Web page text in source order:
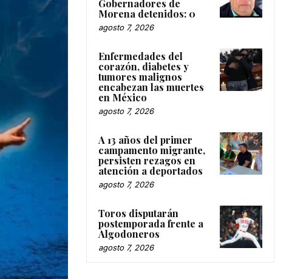
Gobernadores de
Morena detenidos: 0
agosto 7, 2026
Enfermedades del
corazón, diabetes y
tumores malignos
encabezan las muertes
en México
agosto 7, 2026
A 13 años del primer
campamento migrante,
persisten rezagos en
atención a deportados
agosto 7, 2026
Toros disputarán
postemporada frente a
Algodoneros
agosto 7, 2026